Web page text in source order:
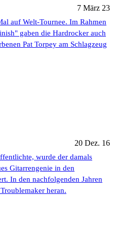
7 März 23
auf Welt-Tournee. Im Rahmen
gaben die Hardrocker auch
Pat Torpey am Schlagzeug
20 Dez. 16
wurde der damals
Gitarrengenie in den
In den nachfolgenden Jahren
heran.